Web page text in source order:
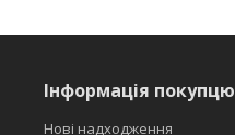
Інформація покупцю
Нові надходження